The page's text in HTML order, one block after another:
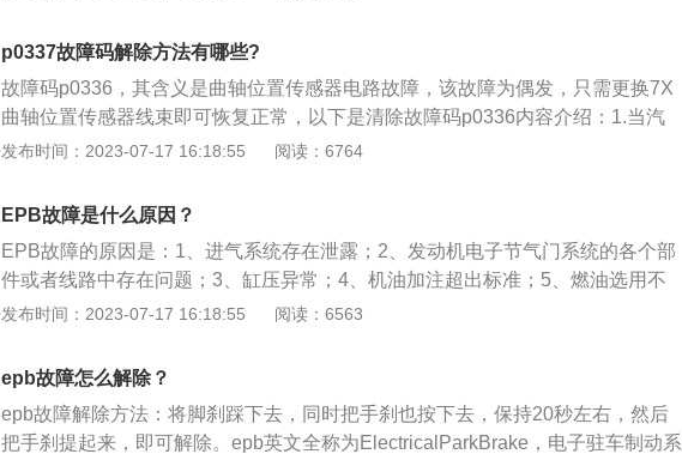
斜坡路面停车时由于溜车造成事故，通常是指机动车辆安装的手动刹车,简称手
刹。常见的手刹一般置于驾驶员右手下垂位置,便于使用。3、使用脚刹：部分自
动挡车型在驾驶员左脚外侧设计了功能与手刹相同的脚刹,可帮助驾驶员快速应对
EPB故障下的制动需求。
p0337故障码解除方法有哪些?
故障码p0336，其含义是曲轴位置传感器电路故障，该故障为偶发，只需更换7X
曲轴位置传感器线束即可恢复正常，以下是清除故障码p0336内容介绍：1.当汽
车排除故障后，还需清除故障码，清除故障代码时，务必严格按照特定车型所指
小心很可能会两种不正常状况：一是导致部分车型的调节中心失去正常的记录，
大多车型汽车电脑基本都是具有自动记忆功能，假如拆卸蓄电池负极搭铁线后，
就会清除掉存储在存储器中发动机运转有用数据。3.其次，以上办法可能会引起
部分正常功能丢失，如音响锁止是常见例子。
发布时间：2023-07-17 16:18:55 阅读：6764
EPB故障是什么原因？
EPB故障的原因是：1、进气系统存在泄露；2、发动机电子节气门系统的各个部
件或者线路中存在问题；3、缸压异常；4、机油加注超出标准；5、燃油选用不
达标；6、节气门体积碳多；7、ECU故障。EPB故障的解决方法是：1、维修进
5、维修或更换发动机电子节气门系统的各部件和线路；6、调整缸压到正常范
围。
发布时间：2023-07-17 16:18:55 阅读：6563
epb故障怎么解除？
epb故障解除方法：将脚刹踩下去，同时把手刹也按下去，保持20秒左右，然后
把手刹提起来，即可解除。epb英文全称为ElectricalParkBrake，电子驻车制动系